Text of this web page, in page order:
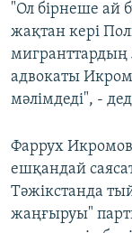
"Ол бірнеше ай
жақтан кері
мигранттардың
адвокаты
мәлімдеді", -
Фаррух
ешқандай
Тәжікстанда
жаңғыруы"